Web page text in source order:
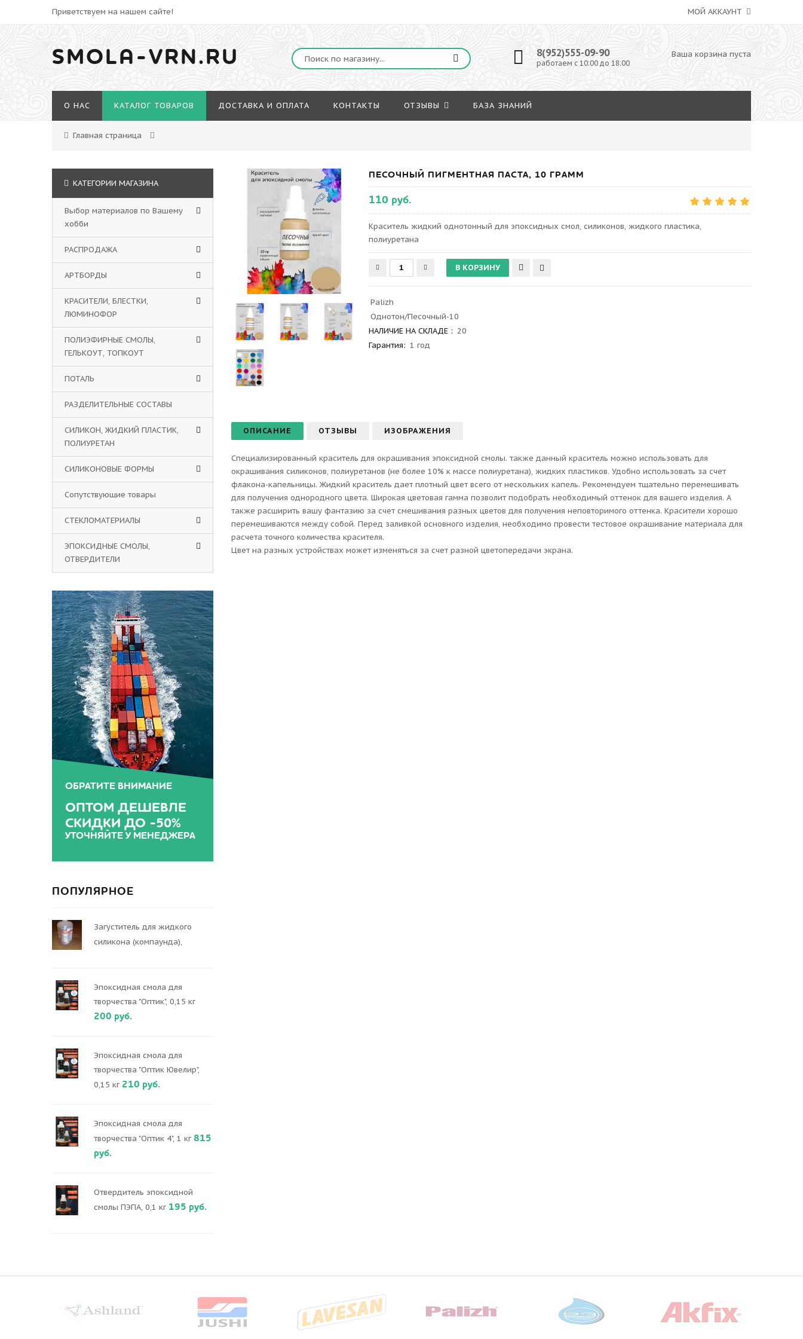
Приветствуем на нашем сайте! МОЙ АККАУНТ
SMOLA-VRN.RU 8(952)555-09-90
работаем с 10:00 до 18:00
Ваша корзина пуста
О НАС КАТАЛОГ ТОВАРОВ ДОСТАВКА И ОПЛАТА КОНТАКТЫ ОТЗЫВЫ БАЗА ЗНАНИЙ
Главная страница
ПЕСОЧНЫЙ ПИГМЕНТНАЯ ПАСТА, 10 ГРАММ
110 руб.
Краситель жидкий однотонный для эпоксидных смол, силиконов, жидкого пластика,
полиуретана
Palizh
Однотон/Песочный-10
НАЛИЧИЕ НА СКЛАДЕ : 20
Гарантия: 1 год
ОПИСАНИЕ ОТЗЫВЫ ИЗОБРАЖЕНИЯ
Специализированный краситель для окрашивания эпоксидной смолы. также данный краситель можно использовать для
окрашивания силиконов, полиуретанов (не более 10% к массе полиуретана), жидких пластиков. Удобно использовать за счет
флакона-капельницы. Жидкий краситель дает плотный цвет всего от нескольких капель. Рекомендуем тщательно перемешивать
для получения однородного цвета. Широкая цветовая гамма позволит подобрать необходимый оттенок для вашего изделия. А
также расширить вашу фантазию за счет смешивания разных цветов для получения неповторимого оттенка. Красители хорошо
перемешиваются между собой. Перед заливкой основного изделия, необходимо провести тестовое окрашивание материала для
расчета точного количества красителя.
Цвет на разных устройствах может изменяться за счет разной цветопередачи экрана.
КАТЕГОРИИ МАГАЗИНА
Выбор материалов по Вашему
хобби
РАСПРОДАЖА
АРТБОРДЫ
КРАСИТЕЛИ, БЛЕСТКИ,
ЛЮМИНОФОР
ПОЛИЭФИРНЫЕ СМОЛЫ,
ГЕЛЬКОУТ, ТОПКОУТ
ПОТАЛЬ
РАЗДЕЛИТЕЛЬНЫЕ СОСТАВЫ
СИЛИКОН, ЖИДКИЙ ПЛАСТИК,
ПОЛИУРЕТАН
СИЛИКОНОВЫЕ ФОРМЫ
Сопутствующие товары
СТЕКЛОМАТЕРИАЛЫ
ЭПОКСИДНЫЕ СМОЛЫ,
ОТВЕРДИТЕЛИ
ОБРАТИТЕ ВНИМАНИЕ
ОПТОМ ДЕШЕВЛЕ
СКИДКИ ДО -50%
УТОЧНЯЙТЕ У МЕНЕДЖЕРА
ПОПУЛЯРНОЕ
Загуститель для жидкого
силикона (компаунда),
Эпоксидная смола для
творчества "Оптик", 0,15 кг
200 руб.
Эпоксидная смола для
творчества "Оптик Ювелир",
0,15 кг 210 руб.
Эпоксидная смола для
творчества "Оптик 4", 1 кг 815
руб.
Отвердитель эпоксидной
смолы ПЭПА, 0,1 кг 195 руб.